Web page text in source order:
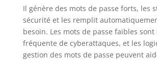
Il génère des mots de passe forts, les
sécurité et les remplit
besoin. Les mots de passe faibles sont
fréquente de cyberattaques, et les
gestion des mots de passe peuvent